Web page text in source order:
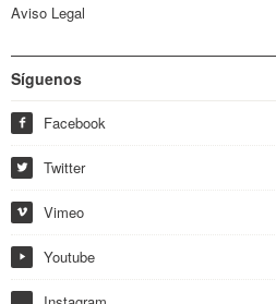
Aviso Legal
Síguenos
f Facebook
w Twitter
i Vimeo
y Youtube